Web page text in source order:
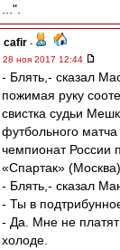
...".
cafir -
28 ноя 2017 12:44
- Блять,- сказал
пожимая руку
свистка судьи
футбольного матча
чемпионат России
«Спартак»
- Блять,- сказал
- Ты в
- Да. Мне не
холоде.